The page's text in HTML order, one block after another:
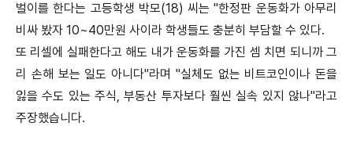
벌이를 한다는 고등학생 박모(18) 씨는 "한정판 운동화가 아무리
비싸 봤자 10~40만원 사이라 학생들도 충분히 부담할 수 있다.
또 리셀에 실패한다고 해도 내가 운동화를 가진 셈 치면 되니까 그
리 손해 보는 일도 아니다"라며 "실체도 없는 비트코인이나 돈을
잃을 수도 있는 주식, 부동산 투자보다 훨씬 실속 있지 않나"라고
주장했습니다.